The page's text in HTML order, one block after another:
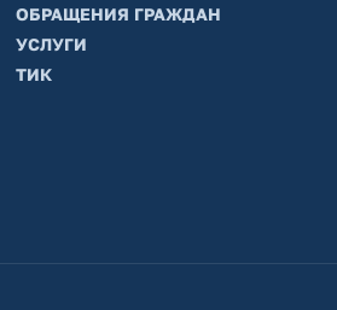
ОБРАЩЕНИЯ ГРАЖДАН
УСЛУГИ
ТИК